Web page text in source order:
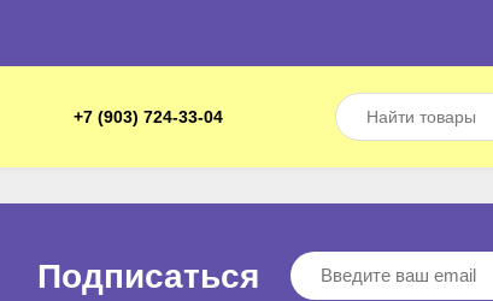
+7 (903) 724-33-04
Подписаться